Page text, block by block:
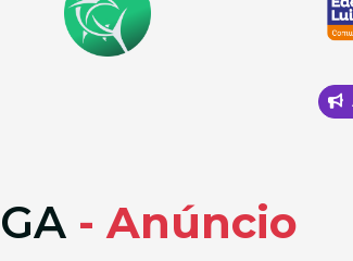
- Anúncio